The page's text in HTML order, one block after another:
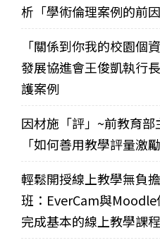
析「學術倫理案例的前
「關係到你我的校園個
發展協進會王俊凱執行
護案例
因材施「評」~前教育
「如何善用教學評量激
輕鬆開授線上教學無負
班：EverCam與
完成基本的線上教學課